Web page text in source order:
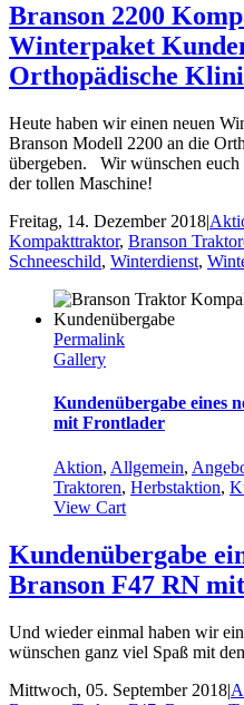
Branson 2200
Winterpaket
Orthopädische
Heute haben wir einen neuen
Branson Modell 2200 an die
übergeben. Wir wünschen euch
der tollen Maschine!
Freitag, 14. Dezember 2018|
Kompakttraktor, Branson
Schneeschild, Winterdienst,
Permalink
Gallery
Kundenübergabe eines
mit Frontlader
Aktion, Allgemein,
Traktoren, Herbstaktion,
View Cart
Kundenübergabe
Branson F47 RN
Und wieder einmal haben wir
wünschen ganz viel Spaß mit
Mittwoch, 05. September 2018|